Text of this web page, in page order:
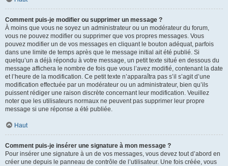
Comment puis-je modifier ou supprimer un message ?
À moins que vous ne soyez un administrateur ou un modérateur du forum,
vous ne pouvez modifier ou supprimer que vos propres messages. Vous
pouvez modifier un de vos messages en cliquant le bouton adéquat, parfois
dans une limite de temps après que le message initial ait été publié. Si
quelqu’un a déjà répondu à votre message, un petit texte situé en dessous du
message affichera le nombre de fois que vous l’avez modifié, contenant la date
et l’heure de la modification. Ce petit texte n’apparaîtra pas s’il s’agit d’une
modification effectuée par un modérateur ou un administrateur, bien qu’ils
puissent rédiger une raison discrète concernant leur modification. Veuillez
noter que les utilisateurs normaux ne peuvent pas supprimer leur propre
message si une réponse a été publiée.
Haut
Comment puis-je insérer une signature à mon message ?
Pour insérer une signature à un de vos messages, vous devez tout d’abord en
créer une depuis le panneau de contrôle de l’utilisateur. Une fois créée, vous